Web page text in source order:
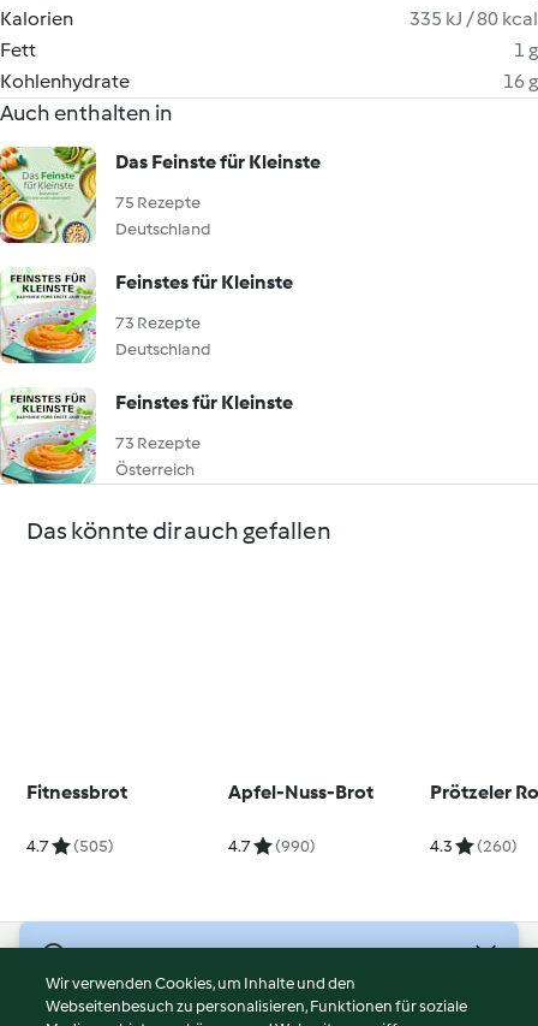
Kalorien
335 kJ / 80 kcal
Fett
1 g
Kohlenhydrate
16 g
Auch enthalten in
Das Feinste für Kleinste
75 Rezepte
Deutschland
Feinstes für Kleinste
73 Rezepte
Deutschland
Feinstes für Kleinste
73 Rezepte
Österreich
Das könnte dir auch gefallen
Fitnessbrot
4.7 (505)
Apfel-Nuss-Brot
4.7 (990)
Prötzeler
4.3 (260)
Nutzungsbedingungen
Wir verwenden Cookies, um Inhalte und den
Webseitenbesuch zu personalisieren, Funktionen für soziale